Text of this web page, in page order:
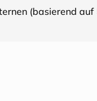
(basierend auf